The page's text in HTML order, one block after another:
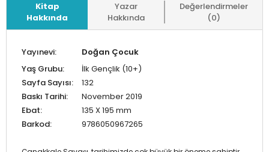
Kitap
Hakkında
Yazar
Hakkında
Değerlendirmeler
(0)
Yayınevi:
Doğan Çocuk
Yaş Grubu:
İlk Gençlik (10+)
Sayfa Sayısı:
132
Baskı Tarihi:
November 2019
Ebat:
135 X 195 mm
Barkod:
9786050967265